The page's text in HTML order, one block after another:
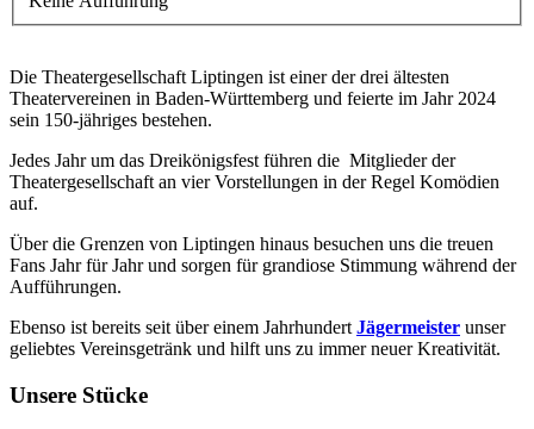
Die Theatergesellschaft Liptingen ist einer der drei ältesten
Theatervereinen in Baden-Württemberg und feierte im Jahr 2024
sein 150-jähriges bestehen.
Jedes Jahr um das Dreikönigsfest führen die Mitglieder der
Theatergesellschaft an vier Vorstellungen in der Regel Komödien
auf.
Über die Grenzen von Liptingen hinaus besuchen uns die treuen
Fans Jahr für Jahr und sorgen für grandiose Stimmung während der
Aufführungen.
Ebenso ist bereits seit über einem Jahrhundert Jägermeister unser
geliebtes Vereinsgetränk und hilft uns zu immer neuer Kreativität.
Unsere Stücke